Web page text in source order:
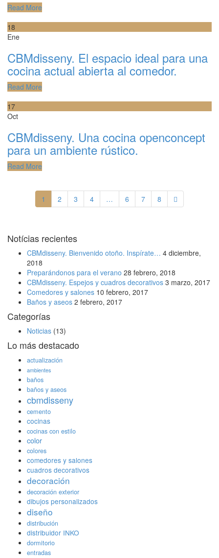
Read More
18
Ene
CBMdisseny. El espacio ideal para una
cocina actual abierta al comedor.
Read More
17
Oct
CBMdisseny. Una cocina openconcept
para un ambiente rústico.
Read More
1 2 3 4 … 6 7 8
Notícias recientes
CBMdisseny. Bienvenido otoño. Inspírate… 4 diciembre,
2018
Preparándonos para el verano 28 febrero, 2018
CBMdisseny. Espejos y cuadros decorativos 3 marzo, 2017
Comedores y salones 10 febrero, 2017
Baños y aseos 2 febrero, 2017
Categorías
Noticias (13)
Lo más destacado
actualización
ambientes
baños
baños y aseos
cbmdisseny
cemento
cocinas
cocinas con estilo
color
colores
comedores y salones
cuadros decorativos
decoración
decoración exterior
dibujos personalizados
diseño
distribución
distribuidor INKO
dormitorio
entradas